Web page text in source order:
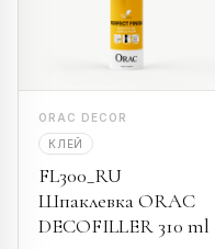
ORAC DECOR
КЛЕЙ
FL300_RU
Шпаклевка ORAC
DECOFILLER 310 ml